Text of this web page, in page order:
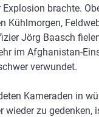
brachte.
Kühlmorgen,
Jörg Baasch
im Afghanistan-
verwundet.
Kameraden in
zu gedenken,